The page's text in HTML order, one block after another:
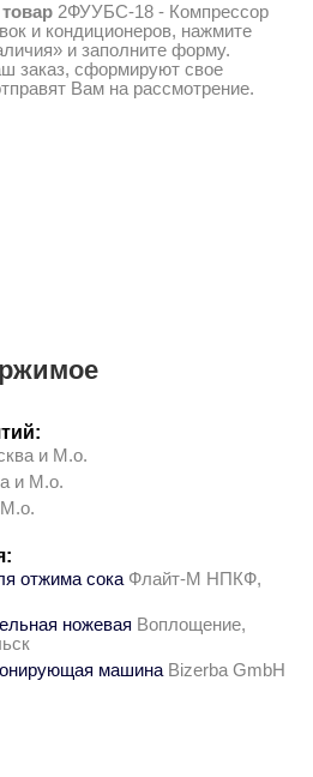
2ФУУБС-18 - Компрессор
и кондиционеров, нажмите
и заполните форму.
заказ, сформируют свое
Вам на рассмотрение.
и М.о.
и М.о.
отжима сока Флайт-М НПКФ,
ножевая Воплощение,
машина Bizerba GmbH